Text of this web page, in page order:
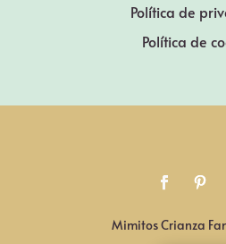
Política de
Política de
Mimitos Crianza